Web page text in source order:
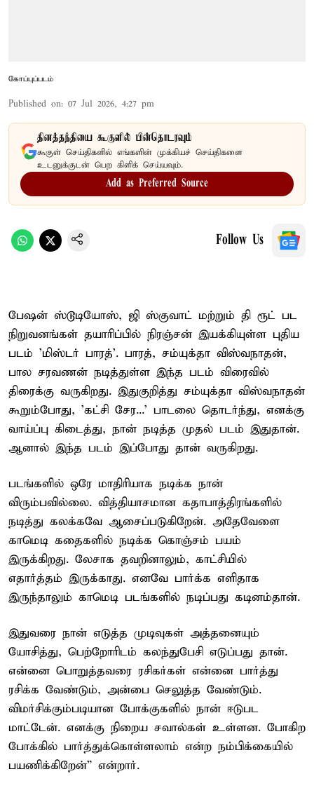
கோப்புப்படம்
Published on: 07 Jul 2026, 4:27 pm
தினத்தந்தியை கூகுளில் பின்தொடரவும்
கூகுள் செய்திகளில் எங்களின் முக்கியச் செய்திகளை
உடனுக்குடன் பெற கிளிக் செய்யவும்.
Add as Preferred Source
Follow Us
பேஷன் ஸ்டூடியோஸ், ஜி ஸ்குவாட் மற்றும் தி ரூட் பட
நிறுவனங்கள் தயாரிப்பில் நிரஞ்சன் இயக்கியுள்ள புதிய
படம் 'மிஸ்டர் பாரத்'. பாரத், சம்யுக்தா விஸ்வநாதன்,
பால சரவணன் நடித்துள்ள இந்த படம் விரைவில்
திரைக்கு வருகிறது. இதுகுறித்து சம்யுக்தா விஸ்வநாதன்
கூறும்போது, 'கட்சி சேர...' பாடலை தொடர்ந்து, எனக்கு
வாய்ப்பு கிடைத்து, நான் நடித்த முதல் படம் இதுதான்.
ஆனால் இந்த படம் இப்போது தான் வருகிறது.
படங்களில் ஒரே மாதிரியாக நடிக்க நான்
விரும்பவில்லை. வித்தியாசமான கதாபாத்திரங்களில்
நடித்து கலக்கவே ஆசைப்படுகிறேன். அதேவேளை
காமெடி கதைகளில் நடிக்க கொஞ்சம் பயம்
இருக்கிறது. லேசாக தவறினாலும், காட்சியில்
எதார்த்தம் இருக்காது. எனவே பார்க்க எளிதாக
இருந்தாலும் காமெடி படங்களில் நடிப்பது கடினம்தான்.
இதுவரை நான் எடுத்த முடிவுகள் அத்தனையும்
யோசித்து, பெற்றோரிடம் கலந்துபேசி எடுப்பது தான்.
என்னை பொறுத்தவரை ரசிகர்கள் என்னை பார்த்து
ரசிக்க வேண்டும், அன்பை செலுத்த வேண்டும்.
விமர்சிக்கும்படியான போக்குகளில் நான் ஈடுபட
மாட்டேன். எனக்கு நிறைய சவால்கள் உள்ளன. போகிற
போக்கில் பார்த்துக்கொள்ளலாம் என்ற நம்பிக்கையில்
பயணிக்கிறேன்” என்றார்.